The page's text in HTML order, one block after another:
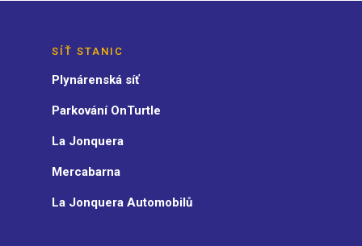
SÍŤ STANIC
Plynárenská síť
Parkování OnTurtle
La Jonquera
Mercabarna
La Jonquera Automobilů